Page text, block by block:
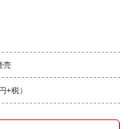
売
+税）